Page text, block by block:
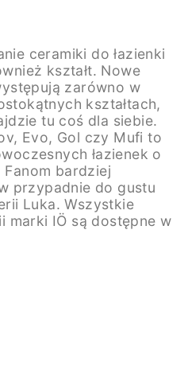
ceramiki do łazienki
kształt. Nowe
zarówno w
kształtach,
tu coś dla siebie.
Evo, Gol czy Mufi to
łazienek o
bardziej
przypadnie do gustu
Luka. Wszystkie
marki IÖ są dostępne w